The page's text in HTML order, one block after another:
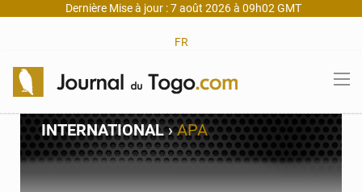
Dernière Mise à jour : 7 août 2026 à 09h02 GMT
FR
INTERNATIONAL›APA